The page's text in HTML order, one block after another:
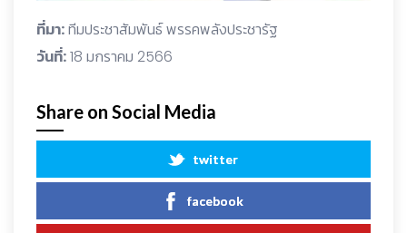
ที่มา:ทีมประชาสัมพันธ์ พรรคพลังประชารัฐ
วันที่:18 มกราคม 2566
Share on Social Media
twitter
facebook